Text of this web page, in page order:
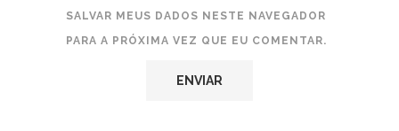
SALVAR MEUS DADOS NESTE NAVEGADOR
PARA A PRÓXIMA VEZ QUE EU COMENTAR.